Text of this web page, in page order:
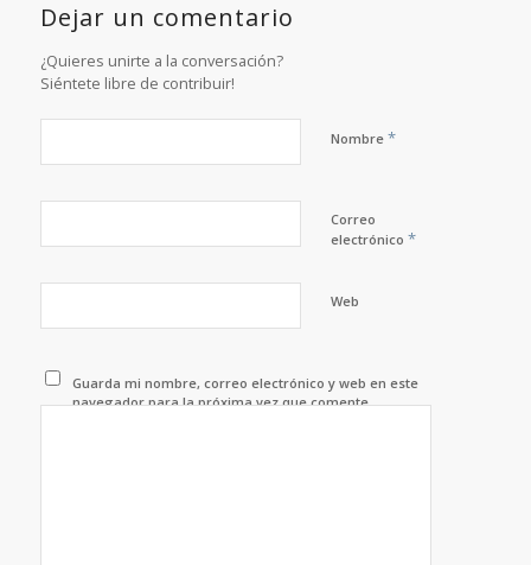
Dejar un comentario
¿Quieres unirte a la conversación?
Siéntete libre de contribuir!
Nombre *
Correo
electrónico *
Web
Guarda mi nombre, correo electrónico y web en este
navegador para la próxima vez que comente.